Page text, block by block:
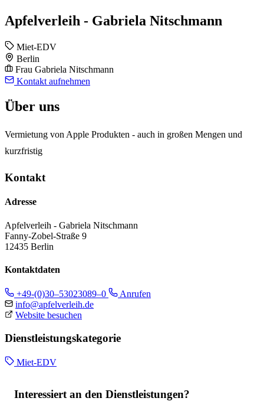
Apfelverleih - Gabriela Nitschmann
Miet-EDV
Berlin
Frau Gabriela Nitschmann
Kontakt aufnehmen
Über uns
Vermietung von Apple Produkten - auch in großen Mengen und
kurzfristig
Kontakt
Adresse
Apfelverleih - Gabriela Nitschmann
Fanny-Zobel-Straße 9
12435 Berlin
Kontaktdaten
+49-(0)30–53023089–0
Anrufen
info@apfelverleih.de
Website besuchen
Dienstleistungskategorie
Miet-EDV
Interessiert an den Dienstleistungen?